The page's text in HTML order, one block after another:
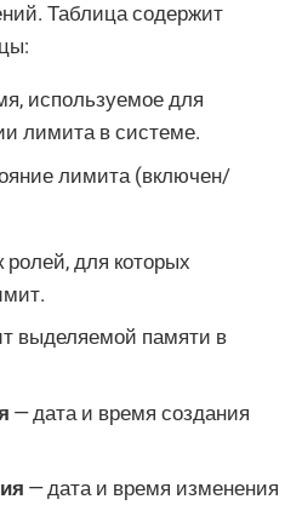
Таблица содержит
используемое для
лимита в системе.
лимита (включен/
ролей, для которых
выделяемой памяти в
— дата и время создания
— дата и время изменения